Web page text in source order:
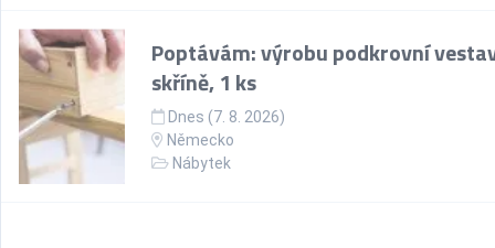
Poptávám: výrobu podkrovní
skříně, 1 ks
Dnes (7. 8. 2026)
Německo
Nábytek